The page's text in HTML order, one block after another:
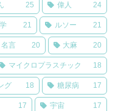
25 偉人 24
21 ルソー 21
名言 20 大麻 20
マイクロプラスチック 18
グ 18 糖尿病 17
17 宇宙 17